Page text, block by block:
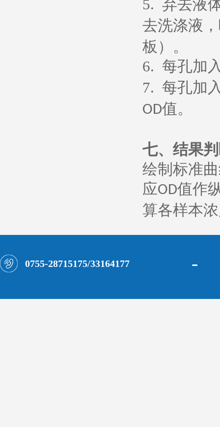
5. 弃去液
去洗涤液
板）。
6. 每孔加
7. 每孔加
OD值。
七、 结果
绘制标准
应OD值作
算各样本
0755-28715175/33164177 -